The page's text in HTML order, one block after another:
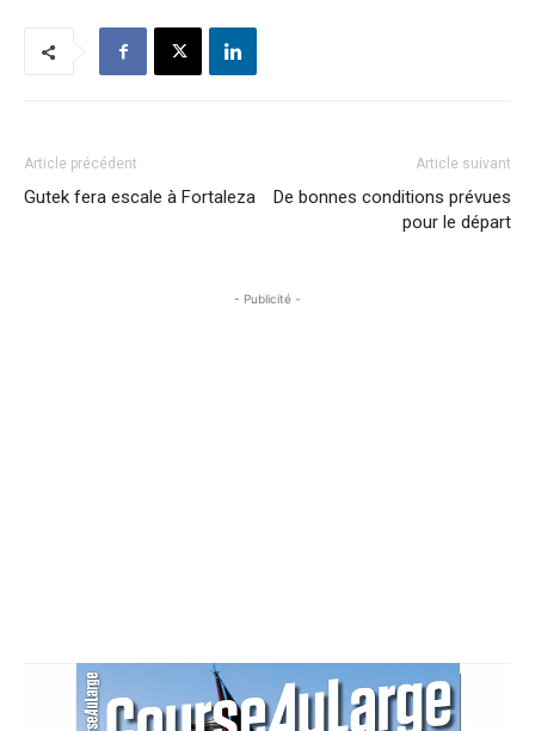
Article précédent
Gutek fera escale à Fortaleza
Article suivant
De bonnes conditions prévues
pour le départ
- Publicité -